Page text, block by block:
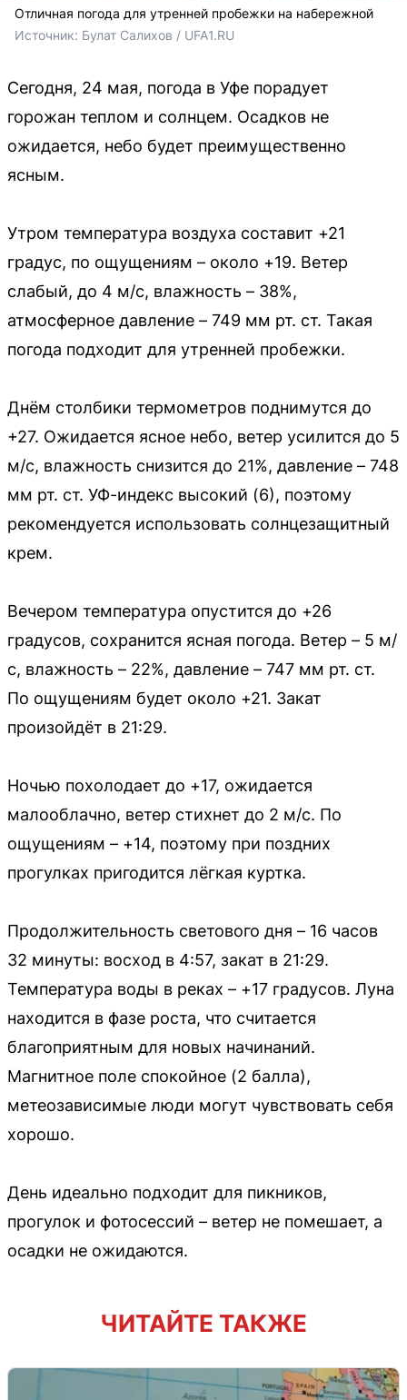
Отличная погода для утренней пробежки на набережной
Источник: Булат Салихов / UFA1.RU
Сегодня, 24 мая, погода в Уфе порадует
горожан теплом и солнцем. Осадков не
ожидается, небо будет преимущественно
ясным.
Утром температура воздуха составит +21
градус, по ощущениям – около +19. Ветер
слабый, до 4 м/с, влажность – 38%,
атмосферное давление – 749 мм рт. ст. Такая
погода подходит для утренней пробежки.
Днём столбики термометров поднимутся до
+27. Ожидается ясное небо, ветер усилится до 5
м/с, влажность снизится до 21%, давление – 748
мм рт. ст. УФ-индекс высокий (6), поэтому
рекомендуется использовать солнцезащитный
крем.
Вечером температура опустится до +26
градусов, сохранится ясная погода. Ветер – 5 м/
с, влажность – 22%, давление – 747 мм рт. ст.
По ощущениям будет около +21. Закат
произойдёт в 21:29.
Ночью похолодает до +17, ожидается
малооблачно, ветер стихнет до 2 м/с. По
ощущениям – +14, поэтому при поздних
прогулках пригодится лёгкая куртка.
Продолжительность светового дня – 16 часов
32 минуты: восход в 4:57, закат в 21:29.
Температура воды в реках – +17 градусов. Луна
находится в фазе роста, что считается
благоприятным для новых начинаний.
Магнитное поле спокойное (2 балла),
метеозависимые люди могут чувствовать себя
хорошо.
День идеально подходит для пикников,
прогулок и фотосессий – ветер не помешает, а
осадки не ожидаются.
ЧИТАЙТЕ ТАКЖЕ